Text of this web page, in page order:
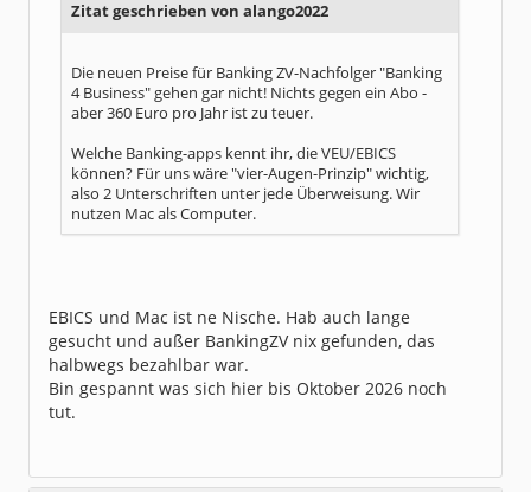
Zitat geschrieben von alango2022
Die neuen Preise für Banking ZV-Nachfolger "Banking
4 Business" gehen gar nicht! Nichts gegen ein Abo -
aber 360 Euro pro Jahr ist zu teuer.
Welche Banking-apps kennt ihr, die VEU/EBICS
können? Für uns wäre "vier-Augen-Prinzip" wichtig,
also 2 Unterschriften unter jede Überweisung. Wir
nutzen Mac als Computer.
EBICS und Mac ist ne Nische. Hab auch lange
gesucht und außer BankingZV nix gefunden, das
halbwegs bezahlbar war.
Bin gespannt was sich hier bis Oktober 2026 noch
tut.